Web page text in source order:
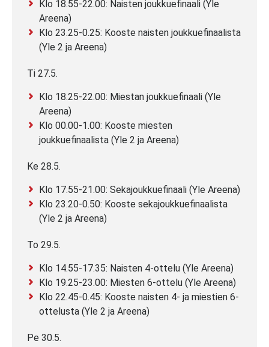
Klo 18.55-22.00: Naisten joukkuefinaali (Yle
Areena)
Klo 23.25-0.25: Kooste naisten joukkuefinaalista
(Yle 2 ja Areena)
Ti 27.5.
Klo 18.25-22.00: Miestan joukkuefinaali (Yle
Areena)
Klo 00.00-1.00: Kooste miesten
joukkuefinaalista (Yle 2 ja Areena)
Ke 28.5.
Klo 17.55-21.00: Sekajoukkuefinaali (Yle Areena)
Klo 23.20-0.50: Kooste sekajoukkuefinaalista
(Yle 2 ja Areena)
To 29.5.
Klo 14.55-17.35: Naisten 4-ottelu (Yle Areena)
Klo 19.25-23.00: Miesten 6-ottelu (Yle Areena)
Klo 22.45-0.45: Kooste naisten 4- ja miestien 6-
ottelusta (Yle 2 ja Areena)
Pe 30.5.